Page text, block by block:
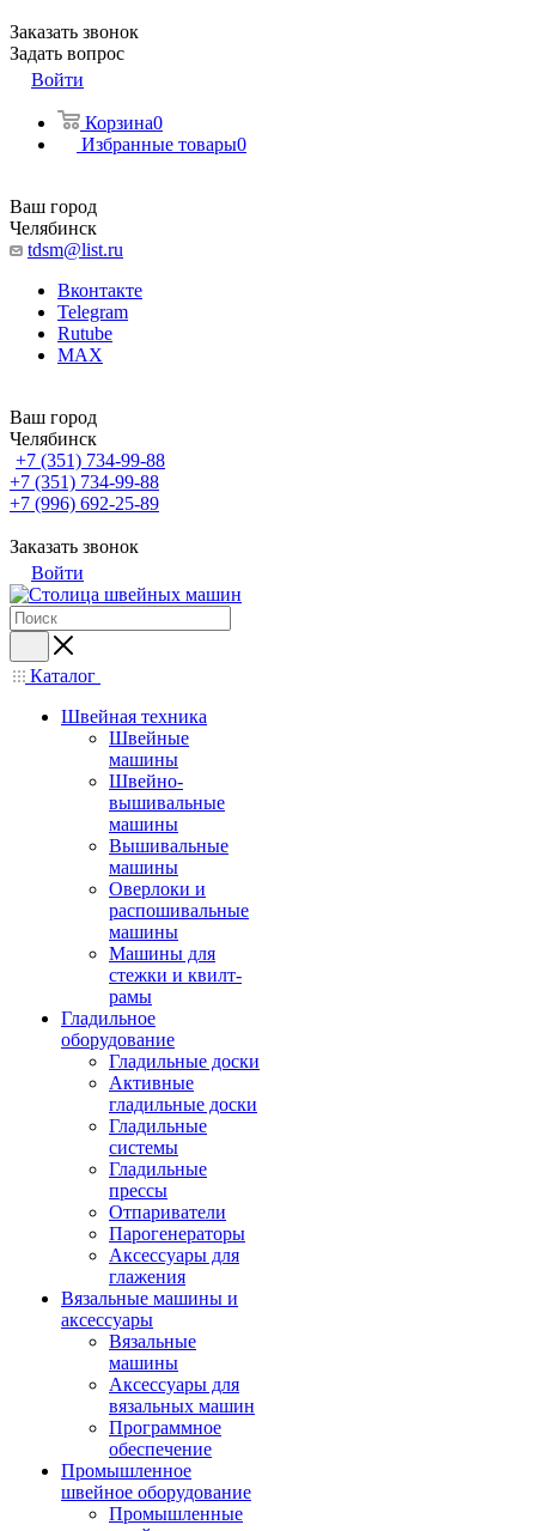
Заказать звонок
Задать вопрос
Войти
Корзина0
Избранные товары0
Ваш город
Челябинск
tdsm@list.ru
Вконтакте
Telegram
Rutube
MAX
Ваш город
Челябинск
+7 (351) 734-99-88
+7 (351) 734-99-88
+7 (996) 692-25-89
Заказать звонок
Войти
Каталог
Швейная техника
Швейные
машины
Швейно-
вышивальные
машины
Вышивальные
машины
Оверлоки и
распошивальные
машины
Машины для
стежки и квилт-
рамы
Гладильное
оборудование
Гладильные доски
Активные
гладильные доски
Гладильные
системы
Гладильные
прессы
Отпариватели
Парогенераторы
Аксессуары для
глажения
Вязальные машины и
аксессуары
Вязальные
машины
Аксессуары для
вязальных машин
Программное
обеспечение
Промышленное
швейное оборудование
Промышленные